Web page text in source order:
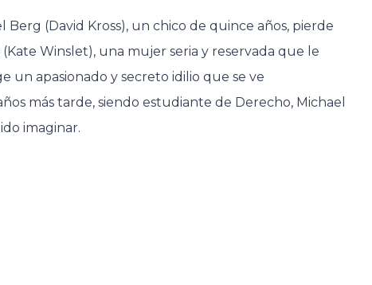
Berg (David Kross), un chico de quince años, pierde
Winslet), una mujer seria y reservada que le
un apasionado y secreto idilio que se ve
más tarde, siendo estudiante de Derecho, Michael
imaginar.